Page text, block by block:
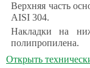
Верхняя часть
AISI 304.
Накладки на
полипропилена.
Открыть